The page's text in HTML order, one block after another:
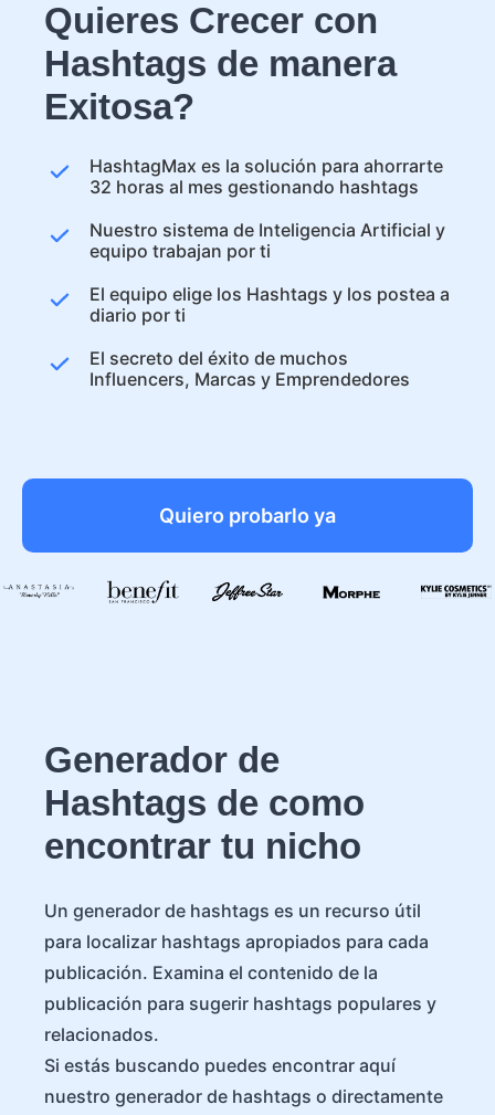
Quieres Crecer con
Hashtags de manera
Exitosa?
HashtagMax es la solución para ahorrarte
32 horas al mes gestionando hashtags
Nuestro sistema de Inteligencia Artificial y
equipo trabajan por ti
El equipo elige los Hashtags y los postea a
diario por ti
El secreto del éxito de muchos
Influencers, Marcas y Emprendedores
Quiero probarlo ya
Generador de
Hashtags de como
encontrar tu nicho
Un generador de hashtags es un recurso útil
para localizar hashtags apropiados para cada
publicación. Examina el contenido de la
publicación para sugerir hashtags populares y
relacionados.
Si estás buscando puedes encontrar aquí
nuestro generador de hashtags o directamente